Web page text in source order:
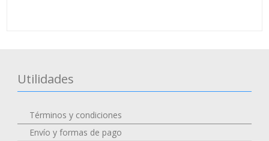
Utilidades
Términos y condiciones
Envío y formas de pago